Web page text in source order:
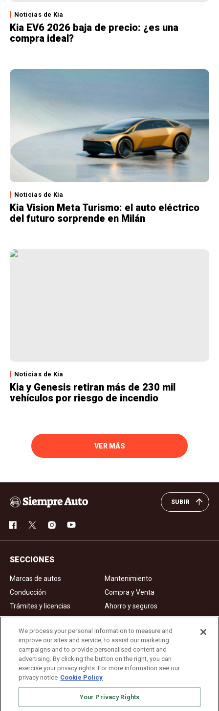
Noticias de Kia
Kia EV6 2026 baja de precio: ¿es una
compra ideal?
Noticias de Kia
Kia Vision Meta Turismo: el auto eléctrico
del futuro sorprende en Milán
Noticias de Kia
Kia y Genesis retiran más de 230 mil
vehículos por riesgo de incendio
VER MÁS
SUBIR
SECCIONES
Marcas de autos
Mantenimiento
Conducción
Compra y Venta
Trámites y licencias
Ahorro y seguros
Noticias
Videos de autos
Ad Choices
About Us
Editorial Guidelines
We process your personal information to measure and
improve our sites and service, to assist our marketing
campaigns and to provide personalised content and
advertising. By clicking the button on the right, you can
exercise your privacy rights. For more information see our
privacy notice Cookie Policy
Your Privacy Rights